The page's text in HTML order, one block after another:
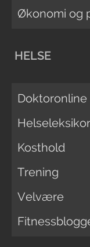
Økonomi og
HELSE
Doktoronline
Kosthold
Trening
Velvære